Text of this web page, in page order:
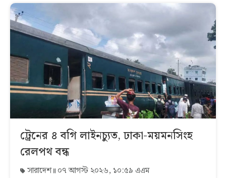
ট্রেনের ৪ বগি লাইনচ্যুত, ঢাকা-ময়মনসিংহ
রেলপথ বন্ধ
সারাদেশ ০৭ আগস্ট ২০২৬, ১০:৫৯ এএম